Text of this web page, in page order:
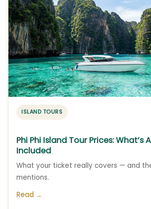
ISLAND TOURS
Phi Phi Island Tour Prices: What’s
Included
What your ticket really covers — and
mentions.
Read →